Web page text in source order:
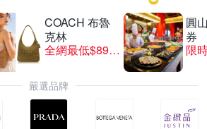
COACH 布魯
克林
全網最低$8999
圓
券
限
嚴選品牌